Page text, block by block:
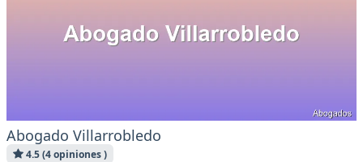
Abogado Villarrobledo
4.5 (4 opiniones )